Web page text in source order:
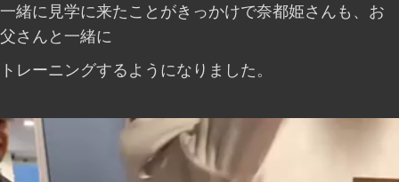
一緒に見学に来たことがきっかけで奈都姫さんも、お
父さんと一緒に
トレーニングするようになりました。